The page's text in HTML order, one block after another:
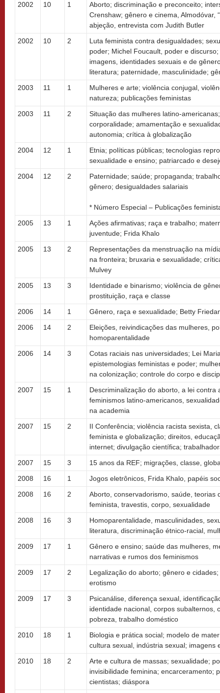
2002
10 1
Aborto; discriminação e preconceito;
Crenshaw; gênero e cinema, Almodóvar,
abjeção, entrevista com Judith Butler
2002
10 2
Luta feminista contra desigualdades;
poder; Michel Foucault, poder e discurso;
imagens, identidades sexuais e de
literatura; paternidade, masculinidade;
2003
11 1
Mulheres e arte; violência conjugal,
natureza; publicações feministas
2003
11 2
Situação das mulheres latino-
corporalidade; amamentação e
autonomia; crítica à globalização
2004
12 1
Etnia; políticas públicas; tecnologias
sexualidade e ensino; patriarcado e
2004
12 2
Paternidade; saúde; propaganda;
gênero; desigualdades salariais
* Número Especial – Publicações
2005
13 1
Ações afirmativas; raça e trabalho;
juventude; Frida Khalo
2005
13 2
Representações da menstruação na
na fronteira; bruxaria e sexualidade;
Mulvey
2005
13 3
Identidade e binarismo; violência de
prostituição, raça e classe
2006
14 1
Gênero, raça e sexualidade; Betty
2006
14 2
Eleições, reivindicações das mulheres,
homoparentalidade
2006
14 3
Cotas raciais nas universidades; Lei
epistemologias feministas e poder;
na colonização; controle do corpo e
2007
15 1
Descriminalização do aborto, a lei contra
feminismos latino-americanos,
na academia
2007
15 2
II Conferência; violência racista sexista,
feminista e globalização; direitos,
internet; divulgação científica;
2007
15 3
15 anos da REF; migrações, classe,
2008
16 1
Jogos eletrônicos, Frida Khalo, papéis
2008
16 2
Aborto, conservadorismo, saúde, teorias
feminista, travestis, corpo, sexualidade
2008
16 3
Homoparentalidade, masculinidades,
literatura, discriminação étnico-racial,
2009
17 1
Gênero e ensino; saúde das mulheres,
narrativas e rumos dos feminismos
2009
17 2
Legalização do aborto; gênero e
erotismo
2009
17 3
Psicanálise, diferença sexual,
identidade nacional, corpos subalternos,
pobreza, trabalho doméstico
2010
18 1
Biologia e prática social; modelo de
cultura sexual, indústria sexual; imagens
2010
18 2
Arte e cultura de massas; sexualidade;
invisibilidade feminina; encarceramento;
cientistas; diáspora